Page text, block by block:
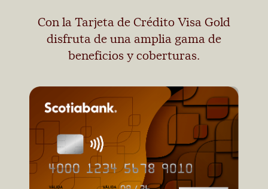
Con la Tarjeta de Crédito Visa Gold
disfruta de una amplia gama de
beneficios y coberturas.​